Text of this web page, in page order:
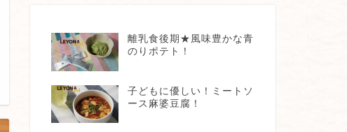
離乳食後期★風味豊かな青
のりポテト！
子どもに優しい！ミートソ
ース麻婆豆腐！